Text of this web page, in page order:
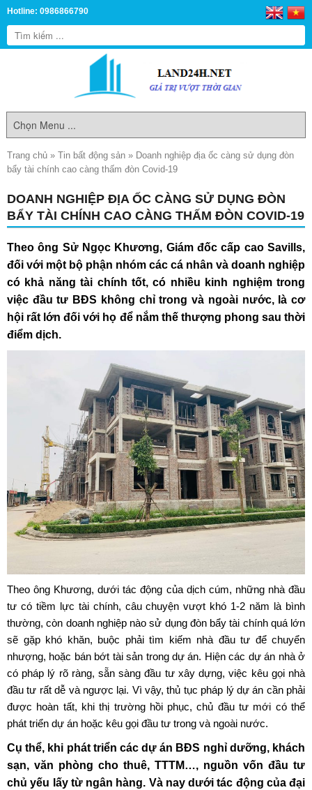
Hotline: 0986866790
Trang chủ » Tin bất động sản » Doanh nghiệp địa ốc càng sử dụng đòn
bẩy tài chính cao càng thấm đòn Covid-19
DOANH NGHIỆP ĐỊA ỐC CÀNG SỬ DỤNG ĐÒN
BẨY TÀI CHÍNH CAO CÀNG THẤM ĐÒN COVID-19
Theo ông Sử Ngọc Khương, Giám đốc cấp cao Savills,
đối với một bộ phận nhóm các cá nhân và doanh nghiệp
có khả năng tài chính tốt, có nhiều kinh nghiệm trong
việc đầu tư BĐS không chỉ trong và ngoài nước, là cơ
hội rất lớn đối với họ để nắm thế thượng phong sau thời
điểm dịch.
Theo ông Khương, dưới tác động của dịch cúm, những nhà đầu
tư có tiềm lực tài chính, câu chuyện vượt khó 1-2 năm là bình
thường, còn doanh nghiệp nào sử dụng đòn bẩy tài chính quá lớn
sẽ gặp khó khăn, buộc phải tìm kiếm nhà đầu tư để chuyển
nhượng, hoặc bán bớt tài sản trong dự án. Hiện các dự án nhà ở
có pháp lý rõ ràng, sẵn sàng đầu tư xây dựng, việc kêu gọi nhà
đầu tư rất dễ và ngược lại. Vì vậy, thủ tục pháp lý dự án cần phải
được hoàn tất, khi thị trường hồi phục, chủ đầu tư mới có thể
phát triển dự án hoặc kêu gọi đầu tư trong và ngoài nước.
Cụ thể, khi phát triển các dự án BĐS nghỉ dưỡng, khách
sạn, văn phòng cho thuê, TTTM…, nguồn vốn đầu tư
chủ yếu lấy từ ngân hàng. Và nay dưới tác động của đại